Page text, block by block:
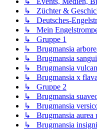
↳ Züchter &
↳ Deutsches-
↳ Mein
↳ Gruppe 1
↳ Brugmansia
↳ Brugmansia
↳ Brugmansia
↳ Brugmansia x flava
↳ Gruppe 2
↳ Brugmansia
↳ Brugmansia
↳ Brugmansia aurea
↳ Brugmansia